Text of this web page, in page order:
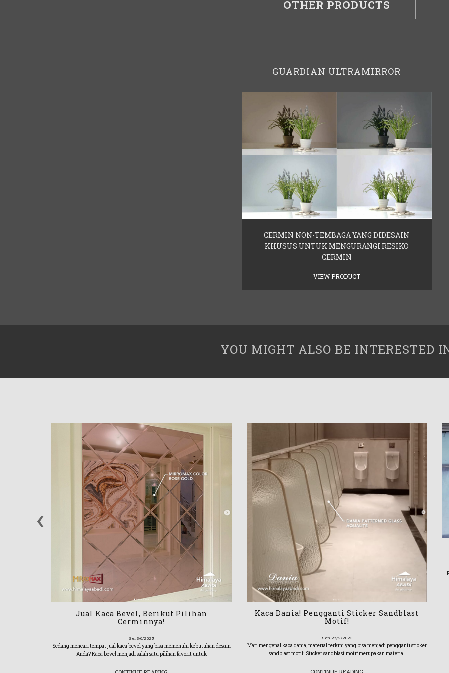
OTHER PRODUCTS
GUARDIAN ULTRAMIRROR
CERMIN NON-TEMBAGA YANG DIDESAIN
KHUSUS UNTUK MENGURANGI RESIKO
CERMIN
VIEW PRODUCT
YOU MIGHT ALSO BE INTERESTED
Jual Kaca Bevel, Berikut Pilihan
Cerminnya!
Sel 3/6/2025
Sedang mencari tempat jual kaca bevel yang bisa memenuhi kebutuhan desain
Anda? Kaca bevel menjadi salah satu pilihan favorit untuk
Kaca Dania! Pengganti Sticker Sandblast
Motif!
Sen 27/2/2023
Mari mengenal kaca dania, material terkini yang bisa menjadi pengganti sticker
sandblast motif! Sticker sandblast motif merupakan material
‹